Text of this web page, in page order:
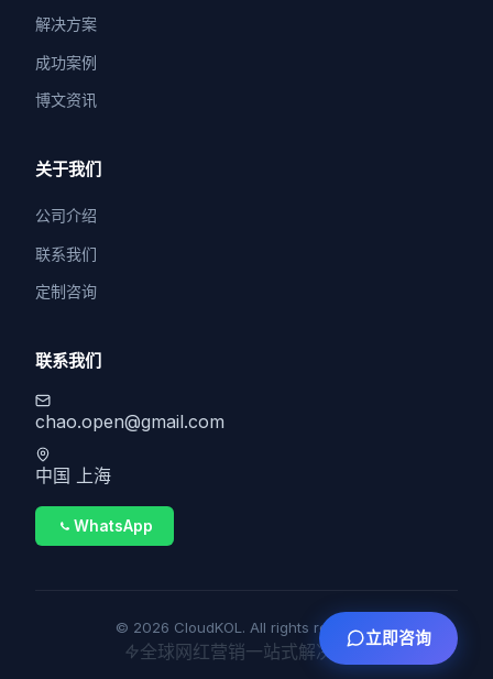
解决方案
成功案例
博文资讯
关于我们
公司介绍
联系我们
定制咨询
联系我们
chao.open@gmail.com
中国 上海
WhatsApp
© 2026 CloudKOL. All rights reserved.
全球网红营销一站式解决方案
立即咨询